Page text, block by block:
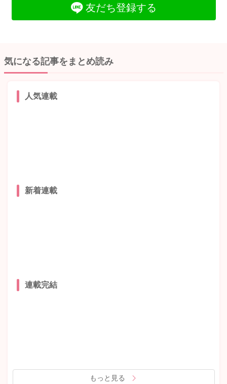
友だち登録する
気になる記事をまとめ読み
人気連載
新着連載
連載完結
もっと見る